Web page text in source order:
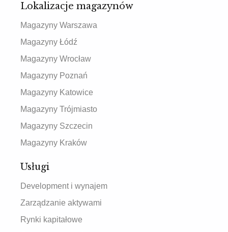
Lokalizacje magazynów
Magazyny Warszawa
Magazyny Łódź
Magazyny Wrocław
Magazyny Poznań
Magazyny Katowice
Magazyny Trójmiasto
Magazyny Szczecin
Magazyny Kraków
Usługi
Development i wynajem
Zarządzanie aktywami
Rynki kapitałowe